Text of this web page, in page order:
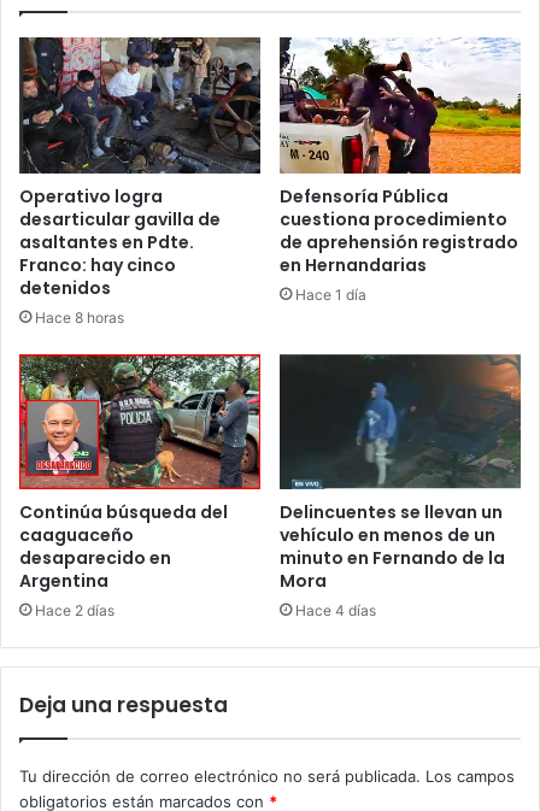
Operativo logra
desarticular gavilla de
asaltantes en Pdte.
Franco: hay cinco
detenidos
Hace 8 horas
Defensoría Pública
cuestiona procedimiento
de aprehensión registrado
en Hernandarias
Hace 1 día
Continúa búsqueda del
caaguaceño
desaparecido en
Argentina
Hace 2 días
Delincuentes se llevan un
vehículo en menos de un
minuto en Fernando de la
Mora
Hace 4 días
Deja una respuesta
Tu dirección de correo electrónico no será publicada. Los campos
obligatorios están marcados con *